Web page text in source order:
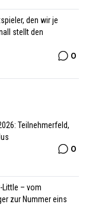
den wir je
stellt den
0
Teilnehmerfeld,
0
Little – vom
zur Nummer eins